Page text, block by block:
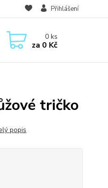
Přihlášení
0ks
za 0 Kč
tričko
popis